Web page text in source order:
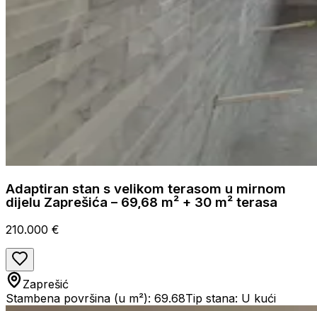
Adaptiran stan s velikom terasom u mirnom
dijelu Zaprešića – 69,68 m² + 30 m² terasa
210.000 €
Zaprešić
Stambena površina (u m²): 69.68Tip stana: U kući